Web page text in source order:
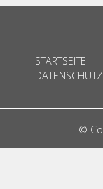
STARTSEITE
DATENSCHUTZ
©